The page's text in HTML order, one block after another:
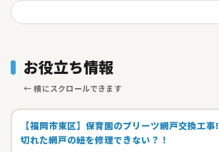
お役立ち情報
【福岡市東区】保育園のプリーツ網戸交換工事!
切れた網戸の紐を修理できない？！